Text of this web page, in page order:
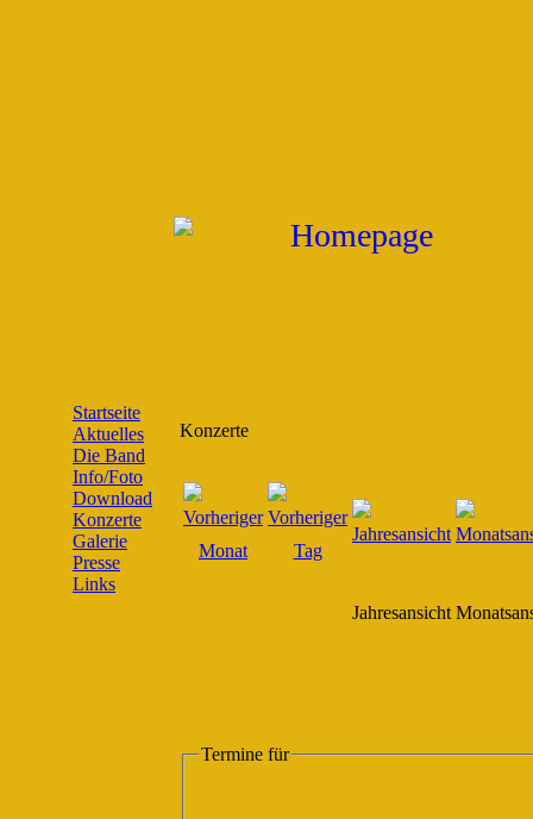
Startseite
Aktuelles
Die Band
Info/Foto
Download
Konzerte
Galerie
Presse
Links
Konzerte
Jahresansicht
Termine für